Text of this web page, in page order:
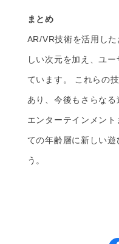
まとめ
AR/VR技術を活用し
しい次元を加え、ユ
ています。 これらの
あり、今後もさらな
エンターテインメン
ての年齢層に新しい
う。